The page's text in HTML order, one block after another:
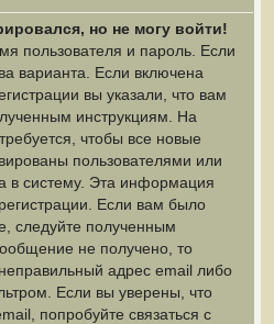
но не могу войти!
пользователя и пароль. Если
варианта. Если включена
вы указали, что вам
инструкциям. На
чтобы все новые
пользователями или
в систему. Эта информация
Если вам было
следуйте полученным
не получено, то
адрес email либо
Если вы уверены, что
попробуйте связаться с